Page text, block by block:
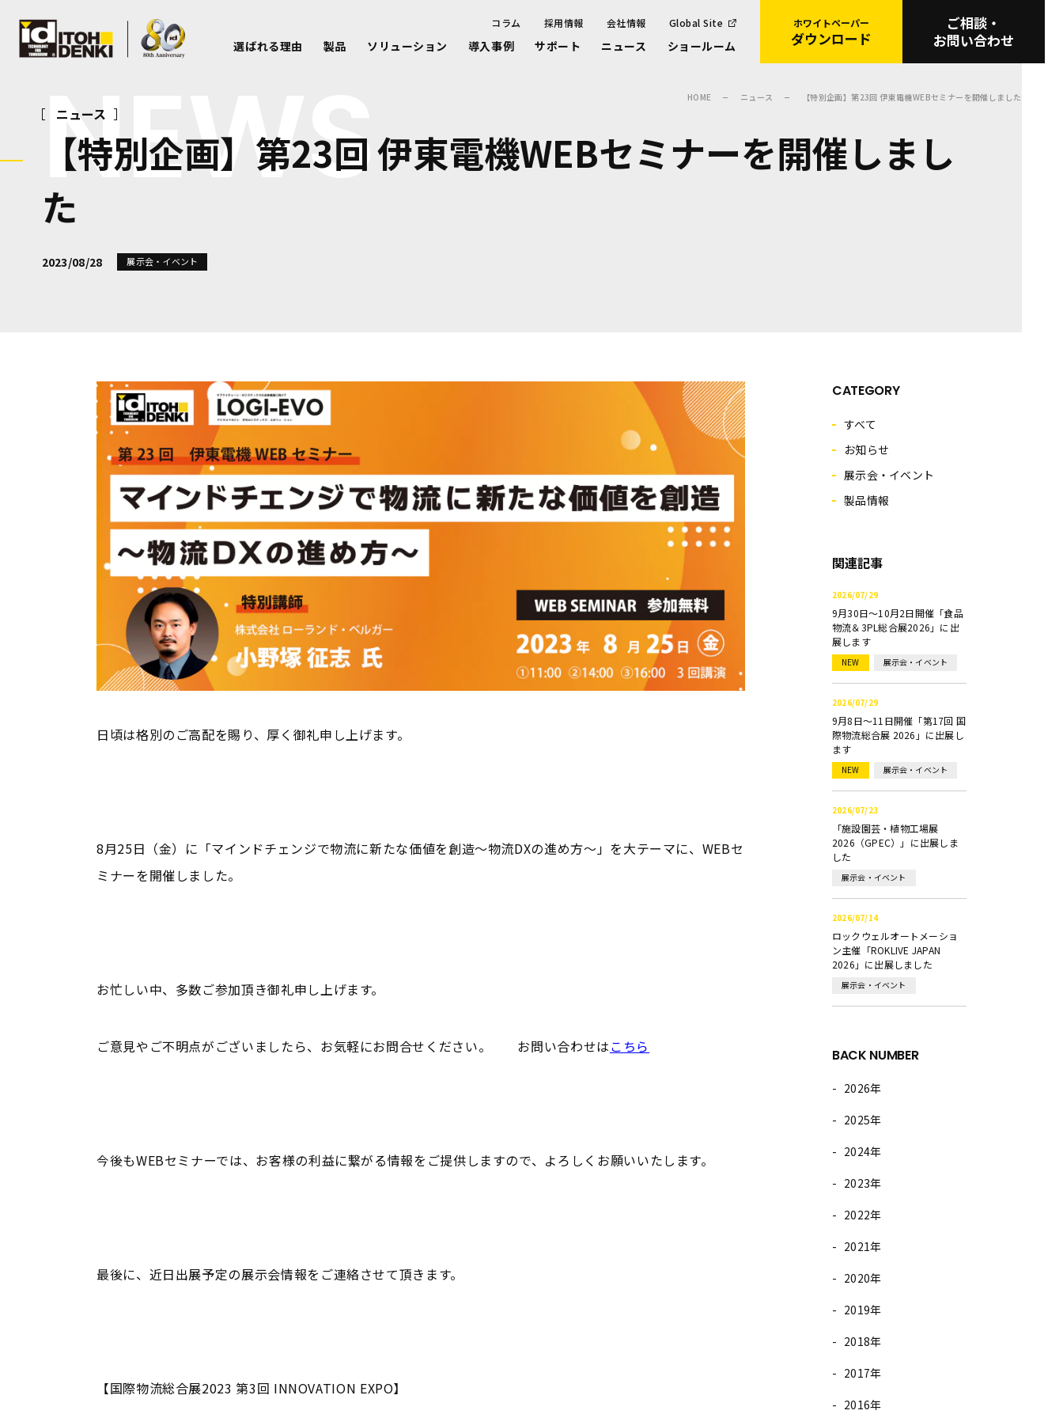
コラム 採用情報 会社情報 Global Site
選ばれる理由 製品 ソリューション 導入事例 サポート ニュース ショールーム
ホワイトペーパー
ダウンロード
ご相談・
お問い合わせ
HOME ニュース 【特別企画】第23回 伊東電機WEBセミナーを開催しました
NEWS
ニュース
【特別企画】第23回 伊東電機WEBセミナーを開催しまし
た
2023/08/28 展示会・イベント
日頃は格別のご高配を賜り、厚く御礼申し上げます。
8月25日（金）に「マインドチェンジで物流に新たな価値を創造～物流DXの進め方～」を大テーマに、WEBセ
ミナーを開催しました。
お忙しい中、多数ご参加頂き御礼申し上げます。
ご意見やご不明点がございましたら、お気軽にお問合せください。 お問い合わせはこちら
今後もWEBセミナーでは、お客様の利益に繋がる情報をご提供しますので、よろしくお願いいたします。
最後に、近日出展予定の展示会情報をご連絡させて頂きます。
【国際物流総合展2023 第3回 INNOVATION EXPO】
CATEGORY
すべて
お知らせ
展示会・イベント
製品情報
関連記事
2026/07/29
9月30日～10月2日開催「食品
物流＆3PL総合展2026」に出
展します
NEW 展示会・イベント
2026/07/29
9月8日～11日開催「第17回 国
際物流総合展 2026」に出展し
ます
NEW 展示会・イベント
2026/07/23
「施設園芸・植物工場展
2026（GPEC）」に出展しま
した
展示会・イベント
2026/07/14
ロックウェルオートメーショ
ン主催「ROKLIVE JAPAN
2026」に出展しました
展示会・イベント
BACK NUMBER
2026年
2025年
2024年
2023年
2022年
2021年
2020年
2019年
2018年
2017年
2016年